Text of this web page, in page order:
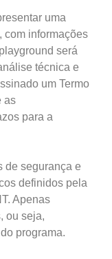
uma
com informações
será
técnica e
um Termo
as
para a
de segurança e
definidos pela
Apenas
ou seja,
programa.